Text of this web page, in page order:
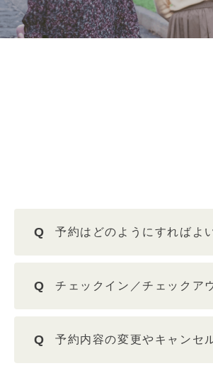
Q 予約はどのようにすればよ
Q チェックイン／チェックア
Q 予約内容の変更やキャンセ